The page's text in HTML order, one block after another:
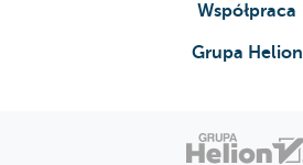
Współpraca
Grupa Helion